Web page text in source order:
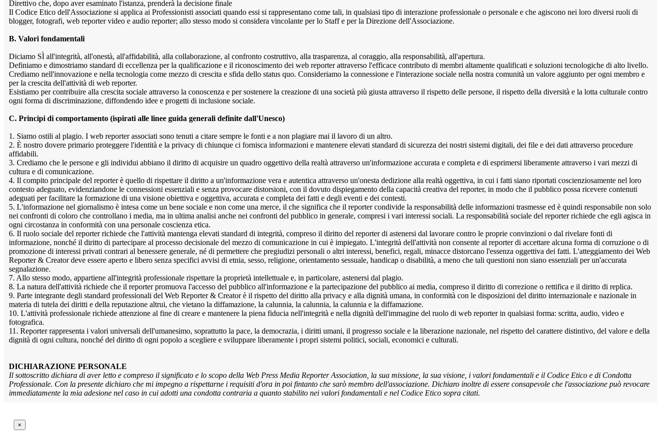
Direttivo che, dopo aver esaminato l'istanza, prenderà la decisione finale
Il Codice Etico dell'Associazione si applica ai Professionisti associati quando essi si rappresentano come tali, in qualsiasi tipo di interazione professionale o personale e che agiscono nei loro diversi ruoli di
blogger, fotografi, web reporter video e audio reporter; allo stesso modo si considera vincolante per lo Staff e per la Direzione dell'Associazione.
B. Valori fondamentali
Diciamo SÌ all'integrità, all'onestà, all'affidabilità, alla collaborazione, al confronto costruttivo, alla trasparenza, al coraggio, alla responsabilità, all'apertura.
Definiamo e dimostriamo standard di eccellenza per la qualificazione e il riconoscimento dei web reporter attraverso l'efficace contributo di membri altamente qualificati e soluzioni tecnologiche di alto livello.
Crediamo nell'innovazione e nella tecnologia come mezzo di crescita e sfida dello status quo. Consideriamo la connessione e l'interazione sociale nella nostra comunità un valore aggiunto per ogni membro e
per la crescita dell'attività di web reporter.
Esistiamo per contribuire alla crescita sociale attraverso la conoscenza e per sostenere la creazione di una società più giusta attraverso il rispetto delle persone, il rispetto della diversità e la lotta culturale contro
ogni forma di discriminazione, diffondendo idee e progetti di inclusione sociale.
C. Principi di comportamento (ispirati alle linee guida generali definite dall'Unesco)
1. Siamo ostili al plagio. I web reporter associati sono tenuti a citare sempre le fonti e a non plagiare mai il lavoro di un altro.
2. È nostro dovere primario proteggere l'identità e la privacy di chiunque ci fornisca informazioni e mantenere elevati standard di sicurezza dei nostri sistemi digitali, dei file e dei dati attraverso procedure
affidabili.
3. Crediamo che le persone e gli individui abbiano il diritto di acquisire un quadro oggettivo della realtà attraverso un'informazione accurata e completa e di esprimersi liberamente attraverso i vari mezzi di
cultura e di comunicazione.
4. Il compito principale del reporter è quello di rispettare il diritto a un'informazione vera e autentica attraverso un'onesta dedizione alla realtà oggettiva, in cui i fatti siano riportati coscienziosamente nel loro
contesto adeguato, evidenziandone le connessioni essenziali e senza provocare distorsioni, con il dovuto dispiegamento della capacità creativa del reporter, in modo che il pubblico possa ricevere contenuti
adeguati per facilitare la formazione di una visione obiettiva e oggettiva, accurata e completa dei fatti e degli eventi e dei contesti.
5. L'informazione nel giornalismo è intesa come un bene sociale e non come una merce, il che significa che il reporter condivide la responsabilità delle informazioni trasmesse ed è quindi responsabile non solo
nei confronti di coloro che controllano i media, ma in ultima analisi anche nei confronti del pubblico in generale, compresi i vari interessi sociali. La responsabilità sociale del reporter richiede che egli agisca in
ogni circostanza in conformità con una personale coscienza etica.
6. Il ruolo sociale del reporter richiede che l'attività mantenga elevati standard di integrità, compreso il diritto del reporter di astenersi dal lavorare contro le proprie convinzioni o dal rivelare fonti di
informazione, nonché il diritto di partecipare al processo decisionale del mezzo di comunicazione in cui è impiegato. L'integrità dell'attività non consente al reporter di accettare alcuna forma di corruzione o di
promozione di interessi privati contrari al benessere generale, né di permettere che pregiudizi personali o altri interessi, benefici, regali, minacce distorcano l'essenza oggettiva dei fatti. L'atteggiamento dei Web
Reporter & Creator deve essere aperto e libero senza specifici avvisi di etnia, sesso, religione, orientamento sessuale, handicap o disabilità, a meno che tali questioni non siano essenziali per un'accurata
segnalazione.
7. Allo stesso modo, appartiene all'integrità professionale rispettare la proprietà intellettuale e, in particolare, astenersi dal plagio.
8. La natura dell'attività richiede che il reporter promuova l'accesso del pubblico all'informazione e la partecipazione del pubblico ai media, compreso il diritto di correzione o rettifica e il diritto di replica.
9. Parte integrante degli standard professionali del Web Reporter & Creator è il rispetto del diritto alla privacy e alla dignità umana, in conformità con le disposizioni del diritto internazionale e nazionale in
materia di tutela dei diritti e della reputazione altrui, che vietano la diffamazione, la calunnia, la calunnia, la calunnia e la diffamazione.
10. L'attività professionale richiede attenzione al fine di creare e mantenere la piena fiducia nell'integrità e nella dignità dell'immagine del ruolo di web reporter in qualsiasi forma: scritta, audio, video e
fotografica.
11. Reporter rappresenta i valori universali dell'umanesimo, soprattutto la pace, la democrazia, i diritti umani, il progresso sociale e la liberazione nazionale, nel rispetto del carattere distintivo, del valore e della
dignità di ogni cultura, nonché del diritto di ogni popolo a scegliere e sviluppare liberamente i propri sistemi politici, sociali, economici e culturali.
DICHIARAZIONE PERSONALE
Il sottoscritto dichiara di aver letto e compreso il significato e lo scopo della Web Press Media Reporter Association, la sua missione, la sua visione, i valori fondamentali e il Codice Etico e di Condotta
Professionale. Con la presente dichiaro che mi impegno a rispettarne i requisiti d'ora in poi fintanto che sarò membro dell'associazione. Dichiaro inoltre di essere consapevole che l'associazione può revocare
immediatamente la mia adesione nel caso in cui adotti una condotta contraria a quanto stabilito nei valori fondamentali e nel Codice Etico sopra citati.
×